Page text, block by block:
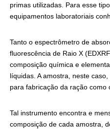
primas utilizadas. Para esse
equipamentos laboratoriais
Tanto o espectrômetro de
fluorescência de Raio X
composição química e
líquidas. A amostra, neste
para fabricação da ração como
Tal instrumento encontra e
composição de cada amostra,